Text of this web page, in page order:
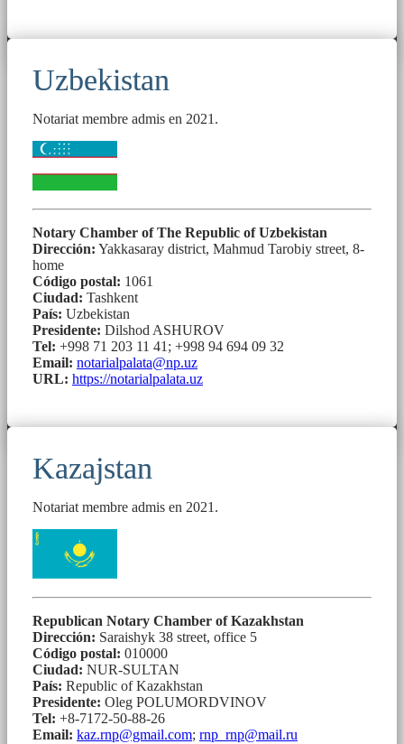
Uzbekistan
Notariat membre admis en 2021.
Notary Chamber of The Republic of Uzbekistan
Dirección: Yakkasaray district, Mahmud Tarobiy street, 8-
home
Código postal: 1061
Ciudad: Tashkent
País: Uzbekistan
Presidente: Dilshod ASHUROV
Tel: +998 71 203 11 41; +998 94 694 09 32
Email: notarialpalata@np.uz
URL: https://notarialpalata.uz
Kazajstan
Notariat membre admis en 2021.
Republican Notary Chamber of Kazakhstan
Dirección: Saraishyk 38 street, office 5
Código postal: 010000
Ciudad: NUR-SULTAN
País: Republic of Kazakhstan
Presidente: Oleg POLUMORDVINOV
Tel: +8-7172-50-88-26
Email: kaz.rnp@gmail.com; rnp_rnp@mail.ru